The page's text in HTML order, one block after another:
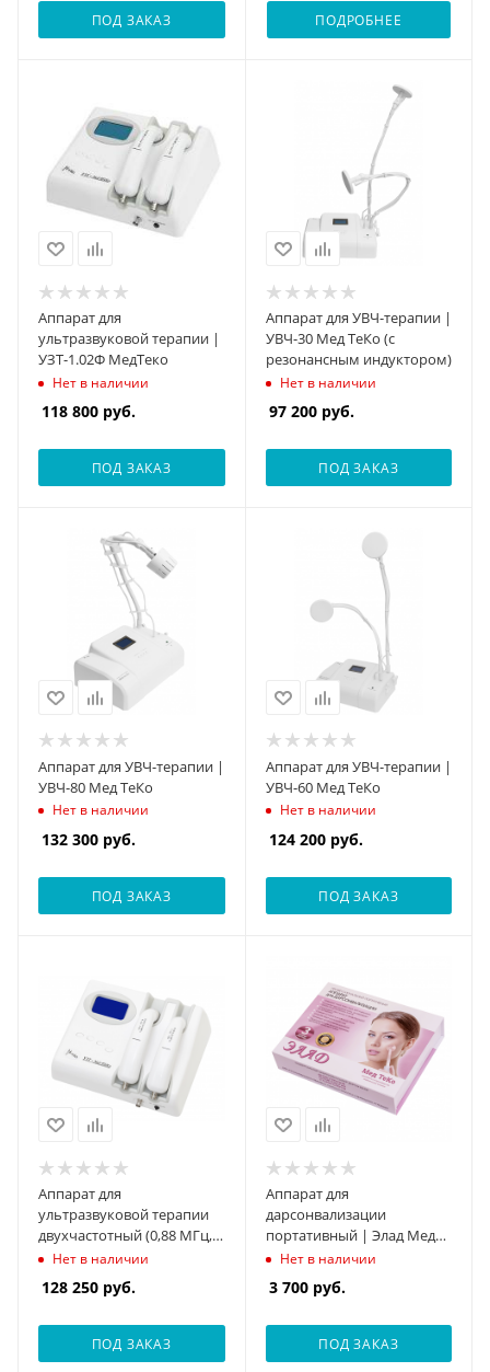
ПОД ЗАКАЗ ПОДРОБНЕЕ
Аппарат для
ультразвуковой терапии |
УЗТ-1.02Ф МедТеко
Нет в наличии
118 800 руб.
ПОД ЗАКАЗ
Аппарат для УВЧ-терапии |
УВЧ-30 Мед ТеКо (с
резонансным индуктором)
Нет в наличии
97 200руб.
ПОД ЗАКАЗ
Аппарат для УВЧ-терапии |
УВЧ-80 Мед ТеКо
Нет в наличии
132 300 руб.
ПОД ЗАКАЗ
Аппарат для УВЧ-терапии |
УВЧ-60 Мед ТеКо
Нет в наличии
124 200руб.
ПОД ЗАКАЗ
Аппарат для
ультразвуковой терапии
двухчастотный (0,88 МГц,
2,64 МГц) | УЗТ-1.3.01Ф
Нет в наличии
128 250 руб.
ПОД ЗАКАЗ
Аппарат для
дарсонвализации
портативный | Элад Мед
ТеКоНет в наличии
3 700руб.
ПОД ЗАКАЗ